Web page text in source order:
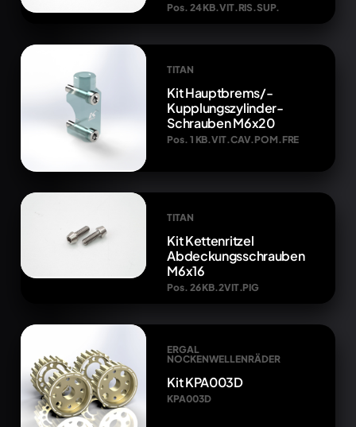
Pos. 24 KB.VIT.RIS.SUP.
TITAN
Kit Hauptbrems/-
Kupplungszylinder-
Schrauben M6x20
Pos. 1 KB.VIT.CAV.POM.FRE
TITAN
Kit Kettenritzel
Abdeckungsschrauben
M6x16
Pos. 26 KB.2VIT.PIG
ERGAL
NOCKENWELLENRÄDER
Kit KPA003D
KPA003D